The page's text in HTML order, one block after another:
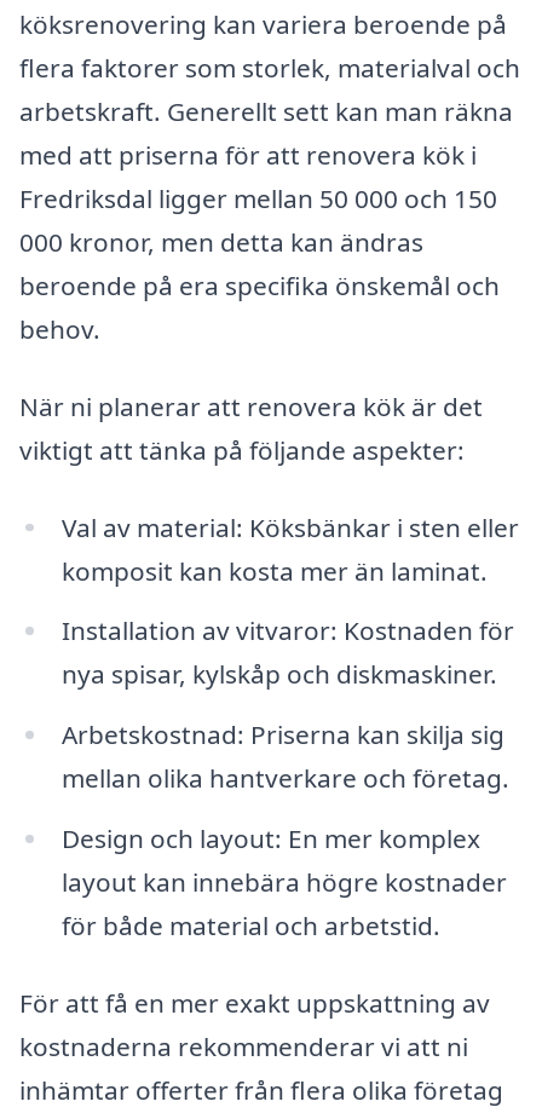
köksrenovering kan variera beroende på
flera faktorer som storlek, materialval och
arbetskraft. Generellt sett kan man räkna
med att priserna för att renovera kök i
Fredriksdal ligger mellan 50 000 och 150
000 kronor, men detta kan ändras
beroende på era specifika önskemål och
behov.
När ni planerar att renovera kök är det
viktigt att tänka på följande aspekter:
Val av material: Köksbänkar i sten eller
komposit kan kosta mer än laminat.
Installation av vitvaror: Kostnaden för
nya spisar, kylskåp och diskmaskiner.
Arbetskostnad: Priserna kan skilja sig
mellan olika hantverkare och företag.
Design och layout: En mer komplex
layout kan innebära högre kostnader
för både material och arbetstid.
För att få en mer exakt uppskattning av
kostnaderna rekommenderar vi att ni
inhämtar offerter från flera olika företag